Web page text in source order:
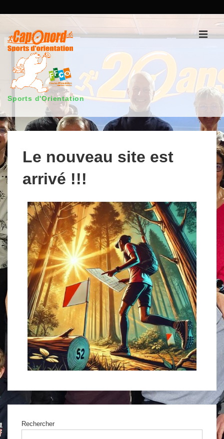
Sports d'Orientation
Le nouveau site est
arrivé !!!
Rechercher